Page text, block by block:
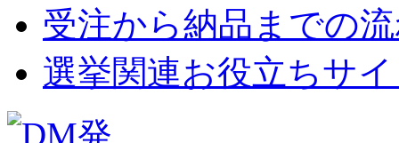
受注から納品までの
選挙関連お役立ちサ